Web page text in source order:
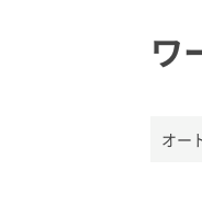
ワ
オー